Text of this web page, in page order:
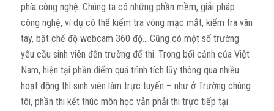
phía công nghệ. Chúng ta có những phần mềm, giải pháp
công nghệ, ví dụ có thể kiểm tra võng mạc mắt, kiểm tra vân
tay, bật chế độ webcam 360 độ….Cũng có một số trường
yêu cầu sinh viên đến trường để thi. Trong bối cảnh của Việt
Nam, hiện tại phần điểm quá trình tích lũy thông qua nhiều
hoạt động thì sinh viên làm trực tuyến – như ở Trường chúng
tôi, phần thi kết thúc môn học vẫn phải thi trực tiếp tại